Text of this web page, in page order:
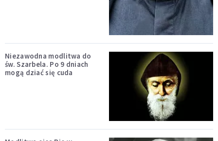
Niezawodna modlitwa do
św. Szarbela. Po 9 dniach
mogą dziać się cuda